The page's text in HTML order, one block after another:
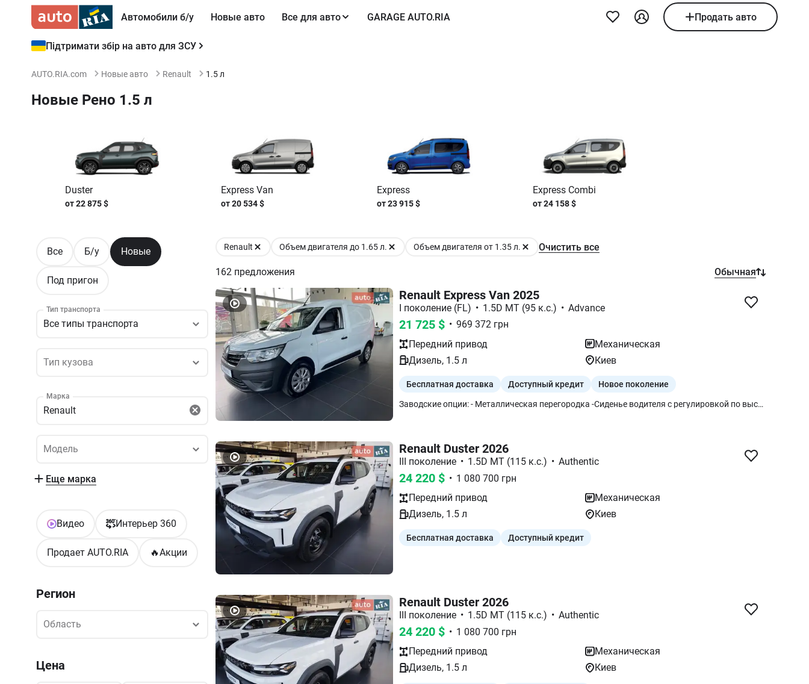
Автомобили б/у Новые авто Все для авто GARAGE AUTO.RIA Продать авто
Підтримати збір на авто для ЗСУ
AUTO.RIA.com Новые авто Renault 1.5 л
Новые Рено 1.5 л
Duster
от22 875$
Express Van
от20 534$
Express
от23 915$
Express Combi
от24 158$
Все Б/у Новые
Под пригон
Тип транспорта
Все типы транспорта
Тип кузова
Тип кузова
Марка
Renault
Модель
Модель
Еще марка
Видео Интерьер 360
Продает AUTO.RIA 🔥Акции
Регион
Область
Область
Цена
Renault Объем двигателя до 1.65 л. Объем двигателя от 1.35 л. Очистить все
162 предложения Обычная
Renault Express Van 2025
I поколение (FL) • 1.5D МТ (95 к.с.) • Advance
21 725 $ • 969 372 грн
Передний привод
Механическая
Дизель, 1.5 л Киев
Бесплатная доставка Доступный кредит Новое поколение
Заводские опции: - Металлическая перегородка -Сиденье водителя с регулировкой по высоте
Renault Duster 2026
III поколение • 1.5D MT (115 к.с.) • Authentic
24 220 $ • 1 080 700 грн
Передний привод
Механическая
Дизель, 1.5 л Киев
Бесплатная доставка Доступный кредит
Renault Duster 2026
III поколение • 1.5D MT (115 к.с.) • Authentic
24 220 $ • 1 080 700 грн
Передний привод
Механическая
Дизель, 1.5 л Киев